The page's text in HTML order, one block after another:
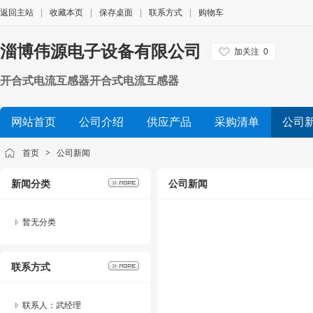
返回主站 收藏本页 保存桌面 联系方式 购物车
淄博伟源电子设备有限公司 加关注 0
开合式电流互感器开合式电流互感器
网站首页 公司介绍 供应产品 采购清单 公司
首页 > 公司新闻
新闻分类
暂无分类
联系方式
联系人：武经理
公司新闻